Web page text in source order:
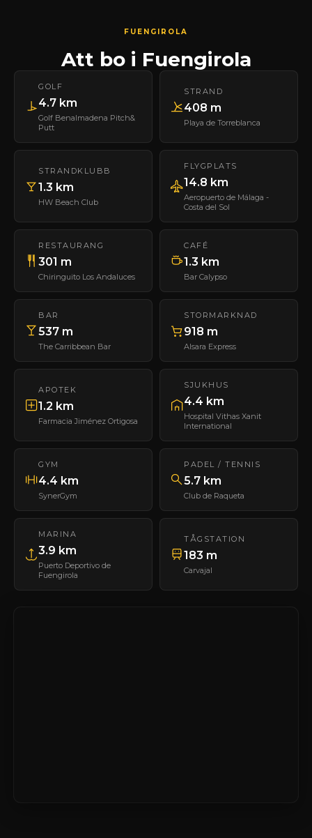
FUENGIROLA
Att bo i Fuengirola
GOLF
4.7 km
Golf Benalmadena Pitch&
Putt
STRAND
408 m
Playa de Torreblanca
STRANDKLUBB
1.3 km
HW Beach Club
FLYGPLATS
14.8 km
Aeropuerto de Málaga -
Costa del Sol
RESTAURANG
301 m
Chiringuito Los Andaluces
CAFÉ
1.3 km
Bar Calypso
BAR
537 m
The Carribbean Bar
STORMARKNAD
918 m
Alsara Express
APOTEK
1.2 km
Farmacia Jiménez Ortigosa
SJUKHUS
4.4 km
Hospital Vithas Xanit
International
GYM
4.4 km
SynerGym
PADEL / TENNIS
5.7 km
Club de Raqueta
MARINA
3.9 km
Puerto Deportivo de
Fuengirola
TÅGSTATION
183 m
Carvajal